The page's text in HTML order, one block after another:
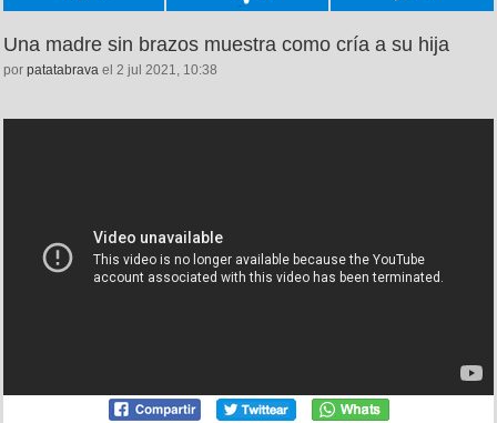
Una madre sin brazos muestra como cría a su hija
por patatabrava el 2 jul 2021, 10:38